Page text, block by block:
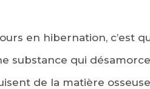
en hibernation, c’est
substance qui
de la matière